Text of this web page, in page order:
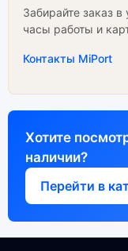
Забирайте заказ
часы работы и
Контакты MiPort
Хотите
наличии?
Перейти в